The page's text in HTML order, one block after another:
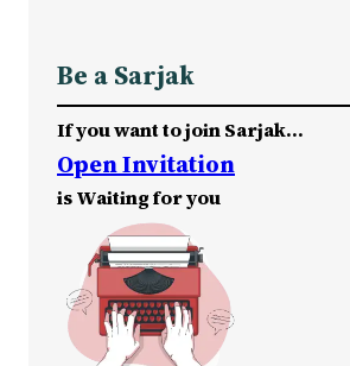
Be a Sarjak
If you want to join Sarjak…
Open Invitation
is Waiting for you